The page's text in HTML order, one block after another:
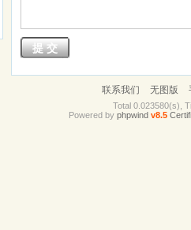
提 交
联系我们 无图版
Total 0.023580(s),
Powered by phpwind v8.5